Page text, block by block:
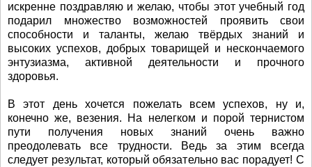
искренне поздравляю и желаю, чтобы этот учебный год
подарил множество возможностей проявить свои
способности и таланты, желаю твёрдых знаний и
высоких успехов, добрых товарищей и нескончаемого
энтузиазма, активной деятельности и прочного
здоровья.
В этот день хочется пожелать всем успехов, ну и,
конечно же, везения. На нелегком и порой тернистом
пути получения новых знаний очень важно
преодолевать все трудности. Ведь за этим всегда
следует результат, который обязательно вас порадует! С